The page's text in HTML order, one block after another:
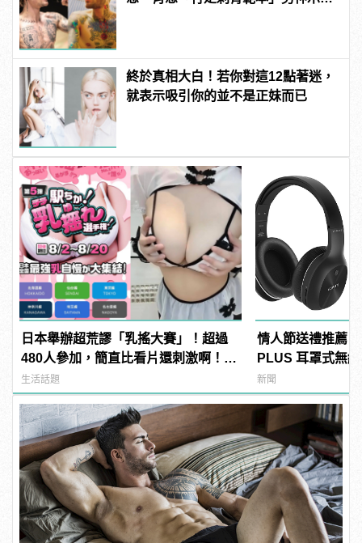
終於真相大白！若你對這12點著迷，
就表示吸引你的並不是正妹而已
日本舉辦超荒謬「乳搖大賽」！超過
480人參加，簡直比看片還刺激啊！ |
manfashion這樣變型男
生活話題
情人節送禮推薦
PLUS 耳罩式無
傾訴甜言蜜語
新聞